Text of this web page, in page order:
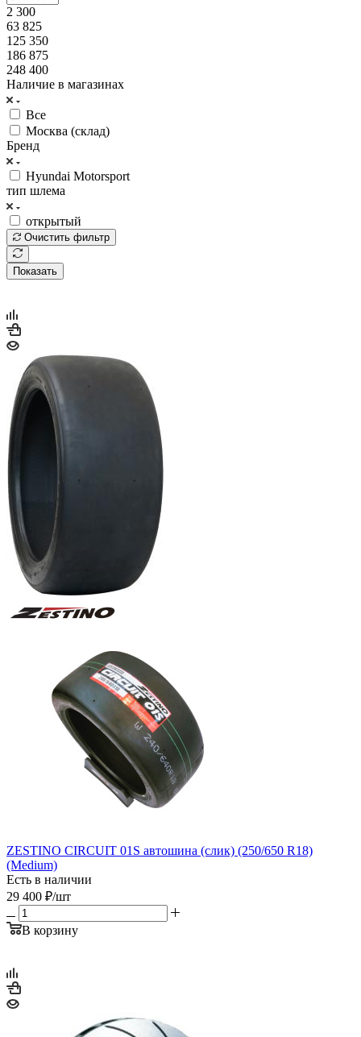
2 300
63 825
125 350
186 875
248 400
Наличие в магазинах
Все
Москва (склад)
Бренд
Hyundai Motorsport
тип шлема
открытый
Очистить фильтр
Показать
ZESTINO CIRCUIT 01S автошина (слик) (250/650 R18)
(Medium)
Есть в наличии
29 400 ₽/шт
В корзину